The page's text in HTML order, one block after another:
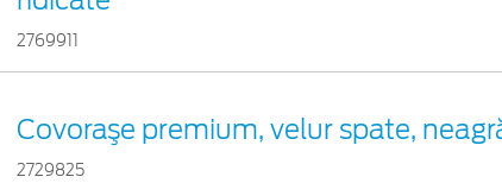
2769911
Covoraşe premium, velur spate,
2729825